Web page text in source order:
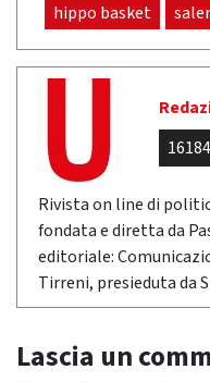
hippo basket
Rivista on line di
fondata e diretta da
editoriale:
Tirreni, presieduta da
Lascia un